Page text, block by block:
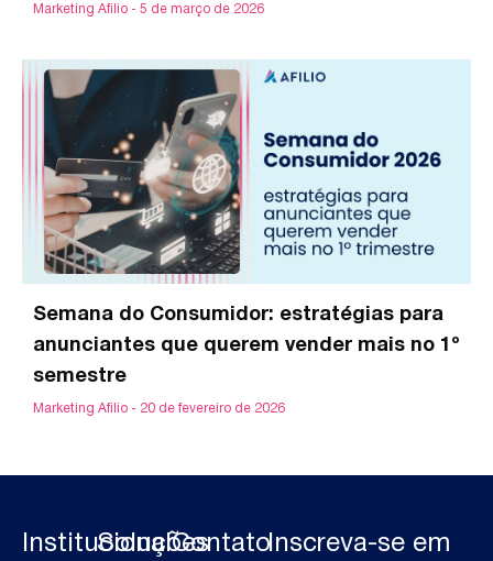
Marketing Afilio 5 de março de 2026
Semana do Consumidor: estratégias para
anunciantes que querem vender mais no 1º
semestre
Marketing Afilio 20 de fevereiro de 2026
Institucional
SoluçõesContatoInscreva-se em